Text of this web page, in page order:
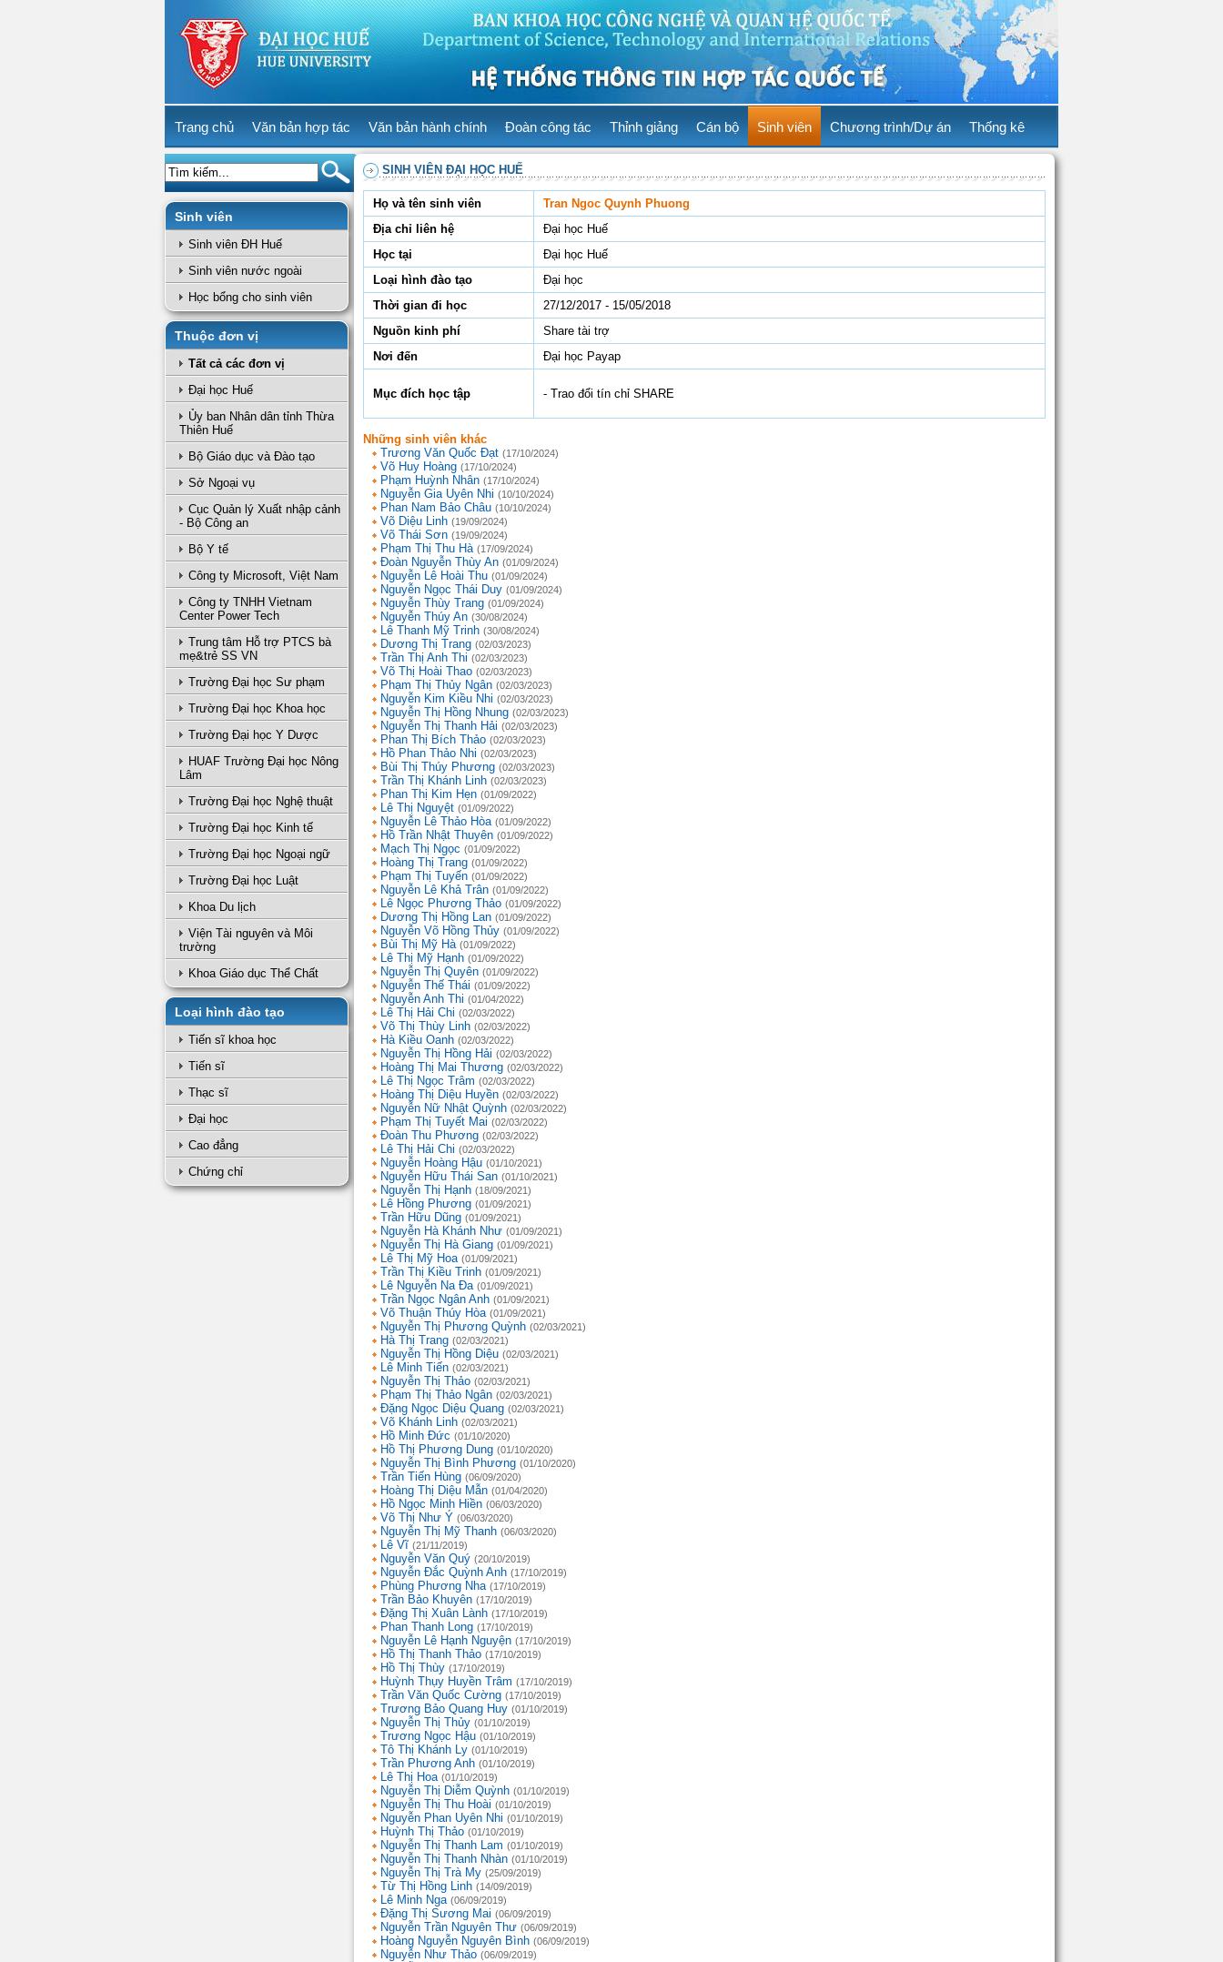
Trang chủ Văn bản hợp tác Văn bản hành chính Đoàn công tác Thỉnh giảng Cán bộ Sinh viên Chương trình/Dự án Thống kê
Sinh viên
Sinh viên ĐH Huế
Sinh viên nước ngoài
Học bổng cho sinh viên
Thuộc đơn vị
Tất cả các đơn vị
Đại học Huế
Ủy ban Nhân dân tỉnh Thừa
Thiên Huế
Bộ Giáo dục và Đào tạo
Sở Ngoại vụ
Cục Quản lý Xuất nhập cảnh
- Bộ Công an
Bộ Y tế
Công ty Microsoft, Việt Nam
Công ty TNHH Vietnam
Center Power Tech
Trung tâm Hỗ trợ PTCS bà
mẹ&trẻ SS VN
Trường Đại học Sư phạm
Trường Đại học Khoa học
Trường Đại học Y Dược
HUAF Trường Đại học Nông
Lâm
Trường Đại học Nghệ thuật
Trường Đại học Kinh tế
Trường Đại học Ngoại ngữ
Trường Đại học Luật
Khoa Du lịch
Viện Tài nguyên và Môi
trường
Khoa Giáo dục Thể Chất
Loại hình đào tạo
Tiến sĩ khoa học
Tiến sĩ
Thạc sĩ
Đại học
Cao đẳng
Chứng chỉ
SINH VIÊN ĐẠI HỌC HUẾ
Họ và tên sinh viên
Tran Ngoc Quynh Phuong
Địa chỉ liên hệ
Đại học Huế
Học tại
Đại học Huế
Loại hình đào tạo
Đại học
Thời gian đi học
27/12/2017 - 15/05/2018
Nguồn kinh phí
Share tài trợ
Nơi đến
Đại học Payap
Mục đích học tập - Trao đổi tín chỉ SHARE
Những sinh viên khác
Trương Văn Quốc Đạt (17/10/2024)
Võ Huy Hoàng (17/10/2024)
Phạm Huỳnh Nhân (17/10/2024)
Nguyễn Gia Uyên Nhi (10/10/2024)
Phan Nam Bảo Châu (10/10/2024)
Võ Diệu Linh (19/09/2024)
Võ Thái Sơn (19/09/2024)
Phạm Thị Thu Hà (17/09/2024)
Đoàn Nguyễn Thùy An (01/09/2024)
Nguyễn Lê Hoài Thu (01/09/2024)
Nguyễn Ngọc Thái Duy (01/09/2024)
Nguyễn Thùy Trang (01/09/2024)
Nguyễn Thúy An (30/08/2024)
Lê Thanh Mỹ Trinh (30/08/2024)
Dương Thị Trang (02/03/2023)
Trần Thị Anh Thi (02/03/2023)
Võ Thị Hoài Thao (02/03/2023)
Phạm Thị Thủy Ngân (02/03/2023)
Nguyễn Kim Kiều Nhi (02/03/2023)
Nguyễn Thị Hồng Nhung (02/03/2023)
Nguyễn Thị Thanh Hải (02/03/2023)
Phan Thị Bích Thảo (02/03/2023)
Hồ Phan Thảo Nhi (02/03/2023)
Bùi Thị Thúy Phương (02/03/2023)
Trần Thị Khánh Linh (02/03/2023)
Phan Thị Kim Hẹn (01/09/2022)
Lê Thị Nguyệt (01/09/2022)
Nguyễn Lê Thảo Hòa (01/09/2022)
Hồ Trần Nhật Thuyên (01/09/2022)
Mạch Thị Ngọc (01/09/2022)
Hoàng Thị Trang (01/09/2022)
Phạm Thị Tuyến (01/09/2022)
Nguyễn Lê Khả Trân (01/09/2022)
Lê Ngọc Phương Thảo (01/09/2022)
Dương Thị Hồng Lan (01/09/2022)
Nguyễn Võ Hồng Thủy (01/09/2022)
Bùi Thị Mỹ Hà (01/09/2022)
Lê Thị Mỹ Hạnh (01/09/2022)
Nguyễn Thị Quyên (01/09/2022)
Nguyễn Thế Thái (01/09/2022)
Nguyễn Anh Thi (01/04/2022)
Lê Thị Hải Chi (02/03/2022)
Võ Thị Thùy Linh (02/03/2022)
Hà Kiều Oanh (02/03/2022)
Nguyễn Thị Hồng Hải (02/03/2022)
Hoàng Thị Mai Thương (02/03/2022)
Lê Thị Ngọc Trâm (02/03/2022)
Hoàng Thị Diệu Huyền (02/03/2022)
Nguyễn Nữ Nhật Quỳnh (02/03/2022)
Phạm Thị Tuyết Mai (02/03/2022)
Đoàn Thu Phương (02/03/2022)
Lê Thị Hải Chi (02/03/2022)
Nguyễn Hoàng Hậu (01/10/2021)
Nguyễn Hữu Thái San (01/10/2021)
Nguyễn Thị Hạnh (18/09/2021)
Lê Hồng Phương (01/09/2021)
Trần Hữu Dũng (01/09/2021)
Nguyễn Hà Khánh Như (01/09/2021)
Nguyễn Thị Hà Giang (01/09/2021)
Lê Thị Mỹ Hoa (01/09/2021)
Trần Thị Kiều Trinh (01/09/2021)
Lê Nguyễn Na Đa (01/09/2021)
Trần Ngọc Ngân Anh (01/09/2021)
Võ Thuận Thúy Hòa (01/09/2021)
Nguyễn Thị Phương Quỳnh (02/03/2021)
Hà Thị Trang (02/03/2021)
Nguyễn Thị Hồng Diệu (02/03/2021)
Lê Minh Tiến (02/03/2021)
Nguyễn Thị Thảo (02/03/2021)
Phạm Thị Thảo Ngân (02/03/2021)
Đặng Ngọc Diệu Quang (02/03/2021)
Võ Khánh Linh (02/03/2021)
Hồ Minh Đức (01/10/2020)
Hồ Thị Phương Dung (01/10/2020)
Nguyễn Thị Bình Phương (01/10/2020)
Trần Tiến Hùng (06/09/2020)
Hoàng Thị Diệu Mẫn (01/04/2020)
Hồ Ngọc Minh Hiền (06/03/2020)
Võ Thị Như Ý (06/03/2020)
Nguyễn Thị Mỹ Thanh (06/03/2020)
Lê Vĩ (21/11/2019)
Nguyễn Văn Quý (20/10/2019)
Nguyễn Đắc Quỳnh Anh (17/10/2019)
Phùng Phương Nha (17/10/2019)
Trần Bảo Khuyên (17/10/2019)
Đặng Thị Xuân Lành (17/10/2019)
Phan Thanh Long (17/10/2019)
Nguyễn Lê Hạnh Nguyện (17/10/2019)
Hồ Thị Thanh Thảo (17/10/2019)
Hồ Thị Thùy (17/10/2019)
Huỳnh Thụy Huyền Trâm (17/10/2019)
Trần Văn Quốc Cường (17/10/2019)
Trương Bảo Quang Huy (01/10/2019)
Nguyễn Thị Thủy (01/10/2019)
Trương Ngọc Hậu (01/10/2019)
Tô Thị Khánh Ly (01/10/2019)
Trần Phương Anh (01/10/2019)
Lê Thị Hoa (01/10/2019)
Nguyễn Thị Diễm Quỳnh (01/10/2019)
Nguyễn Thị Thu Hoài (01/10/2019)
Nguyễn Phan Uyên Nhi (01/10/2019)
Huỳnh Thị Thảo (01/10/2019)
Nguyễn Thị Thanh Lam (01/10/2019)
Nguyễn Thị Thanh Nhàn (01/10/2019)
Nguyễn Thị Trà My (25/09/2019)
Từ Thị Hồng Linh (14/09/2019)
Lê Minh Nga (06/09/2019)
Đặng Thị Sương Mai (06/09/2019)
Nguyễn Trần Nguyên Thư (06/09/2019)
Hoàng Nguyễn Nguyên Bình (06/09/2019)
Nguyễn Như Thảo (06/09/2019)